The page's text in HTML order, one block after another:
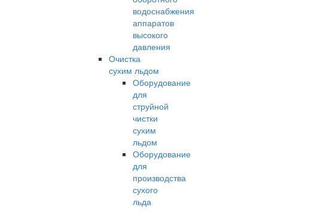
водоснабжения
аппаратов
высокого
давления
Очистка
сухим льдом
Оборудование
для
струйной
чистки
сухим
льдом
Оборудование
для
производства
сухого
льда